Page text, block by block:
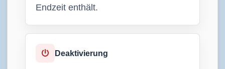
Endzeit enthält.
Deaktivierung